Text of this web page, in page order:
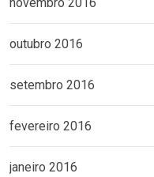
outubro 2016
setembro 2016
fevereiro 2016
janeiro 2016